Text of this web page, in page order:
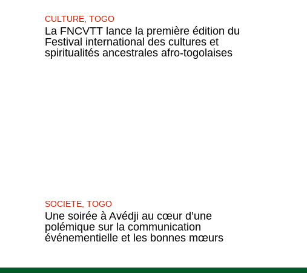
CULTURE ,TOGO
La FNCVTT lance la première édition du
Festival international des cultures et
spiritualités ancestrales afro-togolaises
SOCIETE ,TOGO
Une soirée à Avédji au cœur d’une
polémique sur la communication
événementielle et les bonnes mœurs